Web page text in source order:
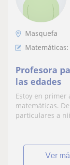
Masquefa
Profesora
las edades
Estoy en primer
matemáticas.
particulares a
ver